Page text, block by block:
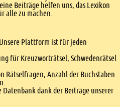
Beiträge helfen uns, das Lexikon
alle zu machen.
Plattform ist für jeden
für Kreuzworträtsel, Schwedenrätsel
Rätselfragen, Anzahl der Buchstaben
dank der Beiträge unserer